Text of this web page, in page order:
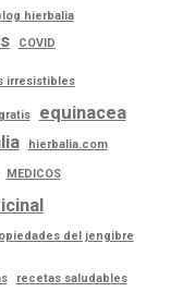
hierbalia
COVID
irresistibles
equinacea
hierbalia.com
MEDICOS
del jengibre
recetas saludables